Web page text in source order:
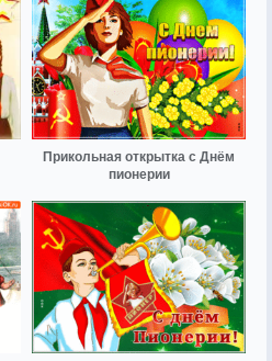
Прикольная открытка с Днём
пионерии